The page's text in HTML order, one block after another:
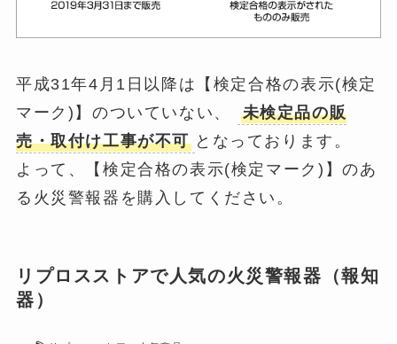
平成31年4月1日以降は【検定合格の表示(検定
マーク)】のついていない、
未検定品の販
売・取付け工事が不可 となっております。
よって、【検定合格の表示(検定マーク)】のあ
る火災警報器を購入してください。
リプロスストアで人気の火災警報器（報知
器）